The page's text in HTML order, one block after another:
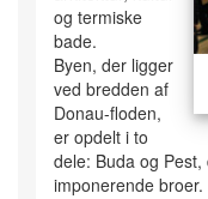
og termiske
bade.
Byen, der ligger
ved bredden af
Donau-floden,
er opdelt i to
dele: Buda og
imponerende broer.